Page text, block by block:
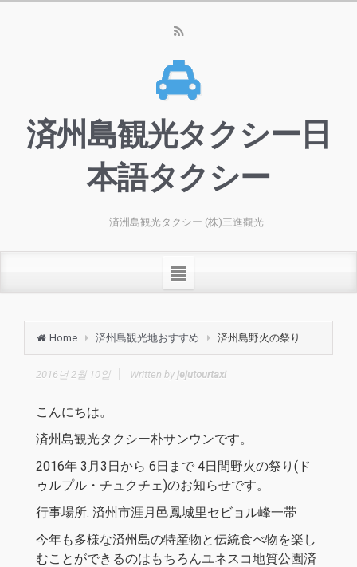
済州島観光タクシー日
本語タクシー
済洲島観光タクシー (株)三進觀光
Home 済州島観光地おすすめ 済州島野火の祭り
2016년 2월 10일 Written by jejutourtaxi
こんにちは。
済州島観光タクシー朴サンウンです。
2016年 3月3日から 6日まで 4日間野火の祭り(ド
ゥルプル・チュクチェ)のお知らせです。
行事場所: 済州市涯月邑鳳城里セビョル峰一帯
今年も多様な済州島の特産物と伝統食べ物を楽し
むことができるのはもちろんユネスコ地質公園済